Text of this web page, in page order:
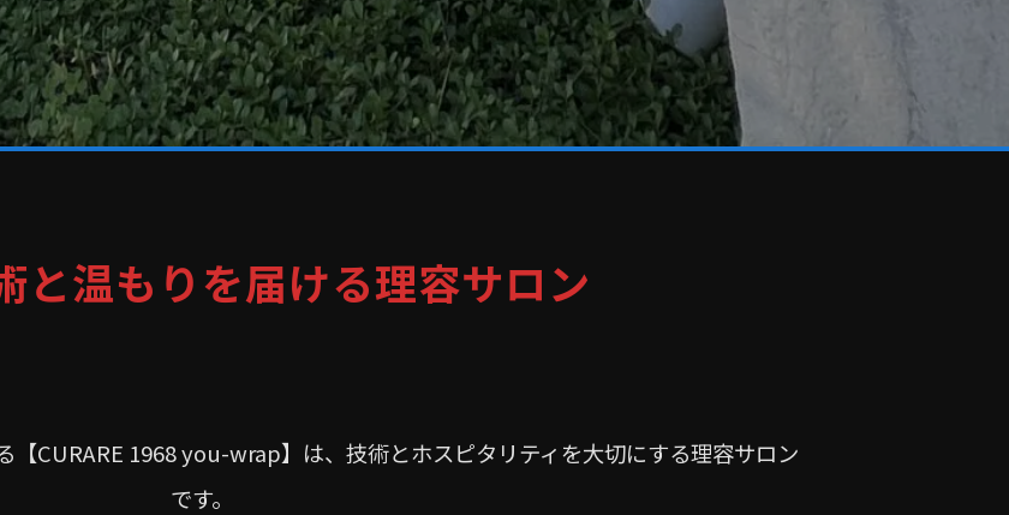
と温もりを届ける理容サロン
【CURARE 1968 you-wrap】は、技術とホスピタリティを大切にする理容サロン
です。